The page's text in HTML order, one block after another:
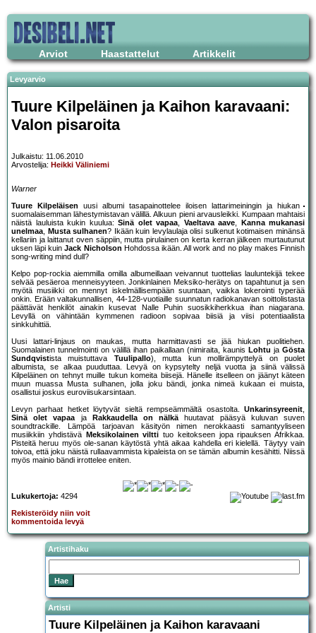
Arviot Haastattelut Artikkelit
Levyarvio
Tuure Kilpeläinen ja Kaihon karavaani:
Valon pisaroita
Julkaistu: 11.06.2010
Arvostelija: Heikki Väliniemi
Warner
Tuure Kilpeläisen uusi albumi tasapainottelee iloisen lattarimeiningin ja hiukan
suomalaisemman lähestymistavan välillä. Alkuun pieni arvausleikki. Kumpaan mahtaisi
näistä lauluista kukin kuulua: Sinä olet vapaa, Vaeltava aave,
Kanna mukanasi
unelmaa, Musta sulhanen? Ikään kuin levylaulaja olisi sulkenut kotimaisen minänsä
kellariin ja laittanut oven säppiin, mutta pirulainen on kerta kerran jälkeen murtautunut
uksen läpi kuinJack Nicholson Hohdossa ikään. All work and no play makes Finnish
song-writing mind dull?
Kelpo pop-rockia aiemmilla omilla albumeillaan veivannut tuottelias lauluntekijä tekee
selvää pesäeroa menneisyyteen. Jonkinlainen Meksiko-herätys on tapahtunut ja sen
myötä musiikki on mennyt iskelmällisempään suuntaan, vaikka lokerointi typerää
onkin. Erään valtakunnallisen, 44-128-vuotiaille suunnatun radiokanavan soittolistasta
päättävät henkilöt ainakin kusevat Nalle Puhin suosikkiherkkua ihan niagarana.
Levyllä on vähintään kymmenen radioon sopivaa biisiä ja viisi potentiaalista
sinkkuhittiä.
Uusi lattari-linjaus on maukas, mutta harmittavasti se jää hiukan puolitiehen.
Suomalainen tunnelmointi on välillä ihan paikallaan (nimiraita, kaunis Lohtu ja Gösta
Sundqvistista muistuttava Tuulipallo), mutta kun mollirämpyttelyä on puolet
albumista, se alkaa puuduttaa. Levyä on kypsytelty neljä vuotta ja siinä välissä
Kilpeläinen on tehnyt muille tukun komeita biisejä. Hänelle itselleen on jäänyt käteen
muun muassa Musta sulhanen, jolla joku bändi, jonka nimeä kukaan ei muista,
osallistui joskus euroviisukarsintaan.
Levyn parhaat hetket löytyvät sieltä rempseämmältä osastolta. Unkarinsyreenit,
Sinä olet vapaaja Rakkaudella on nälkähuutavat pääsyä kuluvan suven
soundtrackille. Lämpöä tarjoavan käsityön nimen nerokkaasti samantyyliseen
musiikkiin yhdistävä
Meksikolainen viltti tuo keitokseen jopa ripauksen Afrikkaa.
Pisteitä heruu myös ole-sanan käytöstä yhtä aikaa kahdella eri kielellä. Täytyy vain
toivoa, että joku näistä rullaavammista kipaleista on se tämän albumin kesähitti. Niissä
myös mainio bändi irrottelee eniten.
Lukukertoja: 4294
Rekisteröidy niin voit
kommentoida levyä
Artistihaku
Artisti
Tuure Kilpeläinen ja Kaihon karavaani